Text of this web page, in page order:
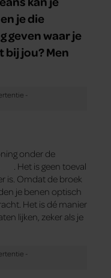
je die
geven waar je
bij jou? Men
onder de
. Het is geen toeval
is. Omdat de broek
je benen optisch
Het is dé manier
lijken, zeker als je